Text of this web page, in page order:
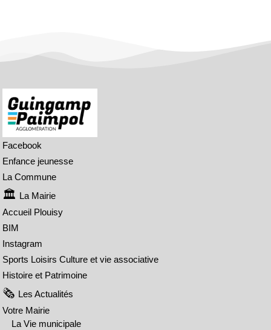
Facebook
Enfance jeunesse
La Commune
La Mairie
Accueil Plouisy
BIM
Instagram
Sports Loisirs Culture et vie associative
Histoire et Patrimoine
Les Actualités
Votre Mairie
La Vie municipale